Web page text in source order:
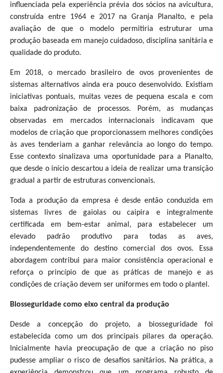
influenciada pela experiência prévia dos sócios na avicultura,
construída entre 1964 e 2017 na Granja Planalto, e pela
avaliação de que o modelo permitiria estruturar uma
produção baseada em manejo cuidadoso, disciplina sanitária e
qualidade do produto.
Em 2018, o mercado brasileiro de ovos provenientes de
sistemas alternativos ainda era pouco desenvolvido. Existiam
iniciativas pontuais, muitas vezes de pequena escala e com
baixa padronização de processos. Porém, as mudanças
observadas em mercados internacionais indicavam que
modelos de criação que proporcionassem melhores condições
às aves tenderiam a ganhar relevância ao longo do tempo.
Esse contexto sinalizava uma oportunidade para a Planalto,
que desde o início descartou a ideia de realizar uma transição
gradual a partir de estruturas convencionais.
Toda a produção da empresa é desde então conduzida em
sistemas livres de gaiolas ou caipira e integralmente
certificada em bem-estar animal, para estabelecer um
elevado padrão produtivo para todas as aves,
independentemente do destino comercial dos ovos. Essa
abordagem contribui para maior consistência operacional e
reforça o princípio de que as práticas de manejo e as
condições de criação devem ser uniformes em todo o plantel.
Biosseguridade como eixo central da produção
Desde a concepção do projeto, a biosseguridade foi
estabelecida como um dos principais pilares da operação.
Inicialmente havia preocupação de que a criação no piso
pudesse ampliar o risco de desafios sanitários. Na prática, a